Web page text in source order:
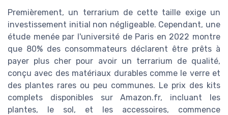
Premièrement, un terrarium de cette taille exige un
investissement initial non négligeable. Cependant, une
étude menée par l'université de Paris en 2022 montre
que 80% des consommateurs déclarent être prêts à
payer plus cher pour avoir un terrarium de qualité,
conçu avec des matériaux durables comme le verre et
des plantes rares ou peu communes. Le prix des kits
complets disponibles sur Amazon.fr, incluant les
plantes, le sol, et les accessoires, commence